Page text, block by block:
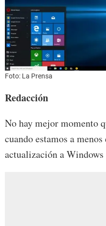
Foto: La Prensa
Redacción
No hay mejor momento
cuando estamos a
actualización a